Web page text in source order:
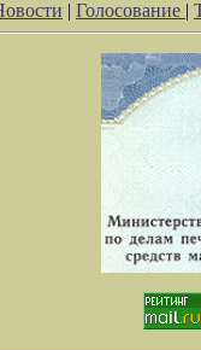
| Голосование |